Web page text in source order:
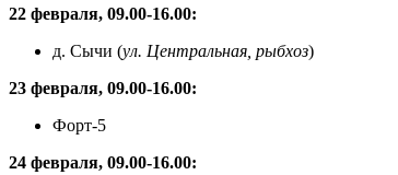
22 февраля, 09.00-16.00:
д. Сычи (ул. Центральная, рыбхоз)
23 февраля, 09.00-16.00:
Форт-5
24 февраля, 09.00-16.00: